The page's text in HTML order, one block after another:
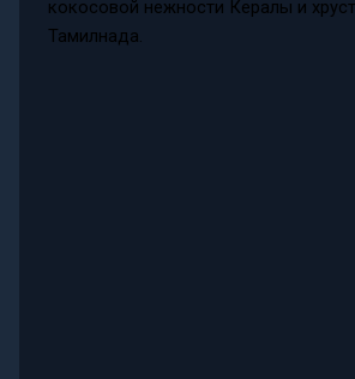
кокосовой нежности Кералы и
Тамилнада.